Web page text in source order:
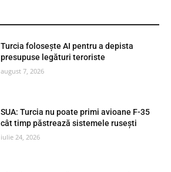
Turcia folosește AI pentru a depista
presupuse legături teroriste
august 7, 2026
SUA: Turcia nu poate primi avioane F-35
cât timp păstrează sistemele rusești
iulie 24, 2026